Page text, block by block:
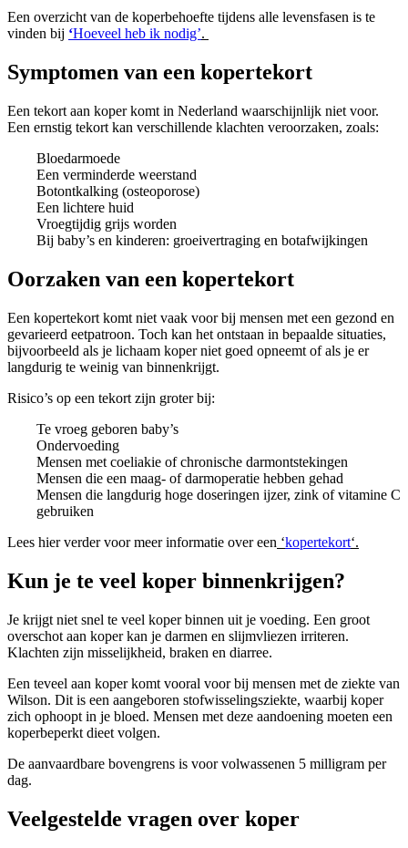
Een overzicht van de koperbehoefte tijdens alle levensfasen is te
vinden bij ‘Hoeveel heb ik nodig’.
Symptomen van een kopertekort
Een tekort aan koper komt in Nederland waarschijnlijk niet voor.
Een ernstig tekort kan verschillende klachten veroorzaken, zoals:
Bloedarmoede
Een verminderde weerstand
Botontkalking (osteoporose)
Een lichtere huid
Vroegtijdig grijs worden
Bij baby’s en kinderen: groeivertraging en botafwijkingen
Oorzaken van een kopertekort
Een kopertekort komt niet vaak voor bij mensen met een gezond en
gevarieerd eetpatroon. Toch kan het ontstaan in bepaalde situaties,
bijvoorbeeld als je lichaam koper niet goed opneemt of als je er
langdurig te weinig van binnenkrijgt.
Risico’s op een tekort zijn groter bij:
Te vroeg geboren baby’s
Ondervoeding
Mensen met coeliakie of chronische darmontstekingen
Mensen die een maag- of darmoperatie hebben gehad
Mensen die langdurig hoge doseringen ijzer, zink of vitamine C
gebruiken
Lees hier verder voor meer informatie over een ‘kopertekort‘.
Kun je te veel koper binnenkrijgen?
Je krijgt niet snel te veel koper binnen uit je voeding. Een groot
overschot aan koper kan je darmen en slijmvliezen irriteren.
Klachten zijn misselijkheid, braken en diarree.
Een teveel aan koper komt vooral voor bij mensen met de ziekte van
Wilson. Dit is een aangeboren stofwisselingsziekte, waarbij koper
zich ophoopt in je bloed. Mensen met deze aandoening moeten een
koperbeperkt dieet volgen.
De aanvaardbare bovengrens is voor volwassenen 5 milligram per
dag.
Veelgestelde vragen over koper